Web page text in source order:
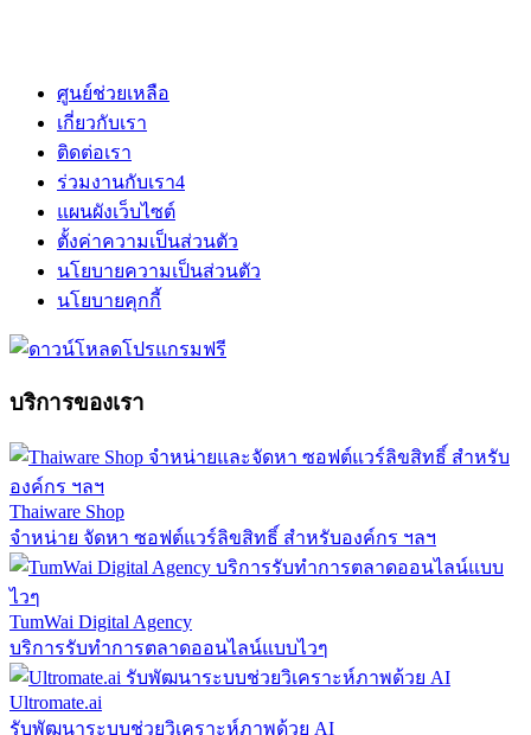
ศูนย์ช่วยเหลือ
เกี่ยวกับเรา
ติดต่อเรา
ร่วมงานกับเรา4
แผนผังเว็บไซต์
ตั้งค่าความเป็นส่วนตัว
นโยบายความเป็นส่วนตัว
นโยบายคุกกี้
บริการของเรา
Thaiware Shop
จำหน่าย จัดหา ซอฟต์แวร์ลิขสิทธิ์ สำหรับองค์กร ฯลฯ
TumWai Digital Agency
บริการรับทำการตลาดออนไลน์แบบไวๆ
Ultromate.ai
รับพัฒนาระบบช่วยวิเคราะห์ภาพด้วย AI